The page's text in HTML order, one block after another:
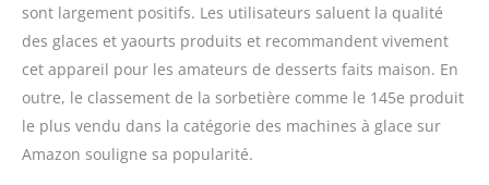
sont largement positifs. Les utilisateurs saluent la qualité
des glaces et yaourts produits et recommandent vivement
cet appareil pour les amateurs de desserts faits maison. En
outre, le classement de la sorbetière comme le 145e produit
le plus vendu dans la catégorie des machines à glace sur
Amazon souligne sa popularité.